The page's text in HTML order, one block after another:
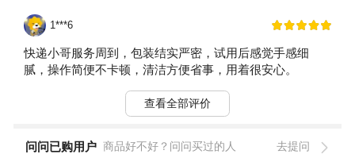
1***6
快递小哥服务周到，包装结实严密，试用后感觉手感细
腻，操作简便不卡顿，清洁方便省事，用着很安心。
查看全部评价
问问已购用户 商品好不好？问问买过的人 去提问